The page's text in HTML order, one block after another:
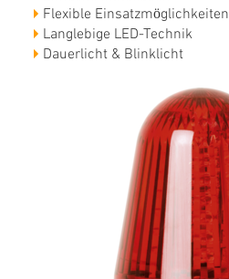
Flexible Einsatzmöglichkeiten
Langlebige LED-Technik
Dauerlicht & Blinklicht